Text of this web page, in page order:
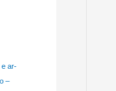
e ar-
–